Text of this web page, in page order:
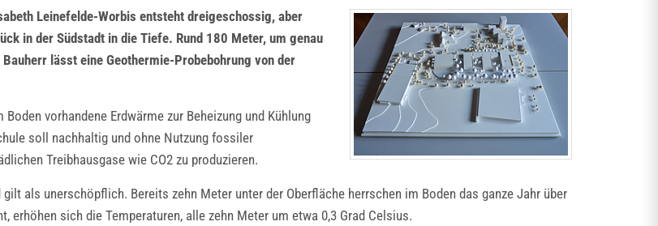
Leinefelde-Worbis entsteht dreigeschossig, aber
in der Südstadt in die Tiefe. Rund 180 Meter, um genau
lässt eine Geothermie-Probebohrung von der
vorhandene Erdwärme zur Beheizung und Kühlung
soll nachhaltig und ohne Nutzung fossiler
Treibhausgase wie CO2 zu produzieren.
als unerschöpflich. Bereits zehn Meter unter der Oberfläche herrschen im Boden das ganze Jahr über
sich die Temperaturen, alle zehn Meter um etwa 0,3 Grad Celsius.